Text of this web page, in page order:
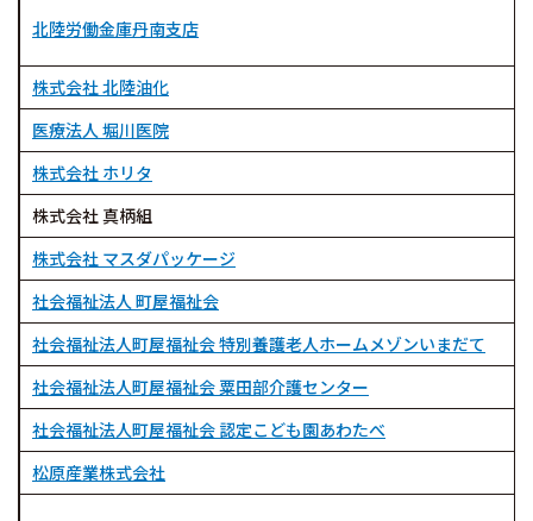
北陸労働金庫丹南支店
株式会社 北陸油化
医療法人 堀川医院
株式会社 ホリタ
株式会社 真柄組
株式会社 マスダパッケージ
社会福祉法人 町屋福祉会
社会福祉法人町屋福祉会 特別養護老人ホームメゾンいまだて
社会福祉法人町屋福祉会 粟田部介護センター
社会福祉法人町屋福祉会 認定こども園あわたべ
松原産業株式会社